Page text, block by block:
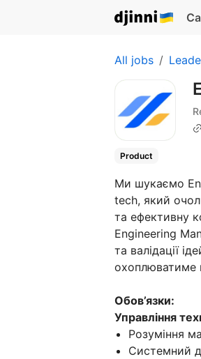
All jobs
Product
Ми шукаємо
tech, який
та ефективну
Engineering
та валідації
охоплюватиме
Обов’язки:
Управління
Розуміння
Системний